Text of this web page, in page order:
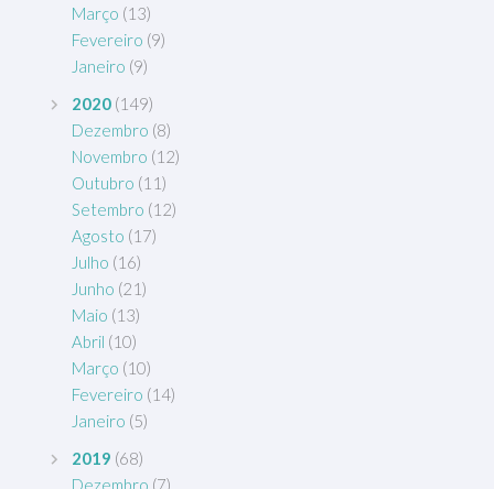
Março (13)
Fevereiro (9)
Janeiro (9)
2020 (149)
Dezembro (8)
Novembro (12)
Outubro (11)
Setembro (12)
Agosto (17)
Julho (16)
Junho (21)
Maio (13)
Abril (10)
Março (10)
Fevereiro (14)
Janeiro (5)
2019 (68)
Dezembro (7)